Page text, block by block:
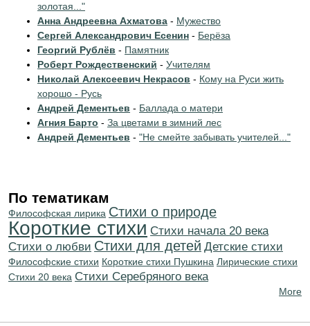
золотая..."
Анна Андреевна Ахматова - Мужество
Сергей Александрович Есенин - Берёза
Георгий Рублёв - Памятник
Роберт Рождественский - Учителям
Николай Алексеевич Некрасов - Кому на Руси жить
хорошо - Русь
Андрей Дементьев - Баллада о матери
Агния Барто - За цветами в зимний лес
Андрей Дементьев - "Не смейте забывать учителей..."
По тематикам
Философская лирика Стихи о природе
Короткие стихи Cтихи начала 20 века
Стихи о любви Стихи для детей Детские стихи
Философские стихи Короткие стихи Пушкина Лирические стихи
Стихи 20 века Cтихи Серебряного века
More